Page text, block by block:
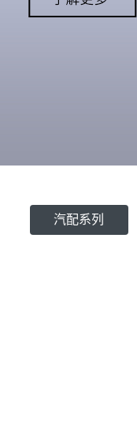
汽配系列